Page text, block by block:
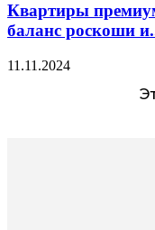
Квартиры
баланс роскоши
11.11.2024